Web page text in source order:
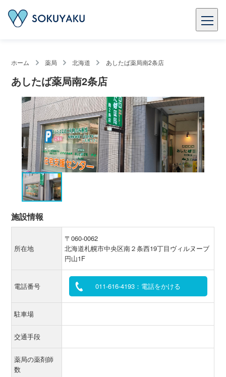
ホーム 薬局 北海道 あしたば薬局南2条店
あしたば薬局南2条店
施設情報
所在地
〒060-0062
北海道札幌市中央区南２条西19丁目ヴィルヌーブ
円山1F
電話番号 011-616-4193：電話をかける
駐車場
交通手段
薬局の薬剤師
数